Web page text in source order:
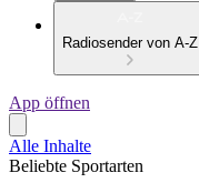
Radiosender von A-Z
App öffnen
Alle Inhalte
Beliebte Sportarten